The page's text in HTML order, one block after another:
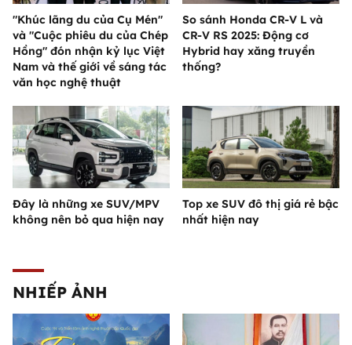
"Khúc lãng du của Cụ Mén"
và "Cuộc phiêu du của Chép
Hồng" đón nhận kỷ lục Việt
Nam và thế giới về sáng tác
văn học nghệ thuật
So sánh Honda CR-V L và
CR-V RS 2025: Động cơ
Hybrid hay xăng truyền
thống?
Đây là những xe SUV/MPV
không nên bỏ qua hiện nay
Top xe SUV đô thị giá rẻ bậc
nhất hiện nay
NHIẾP ẢNH